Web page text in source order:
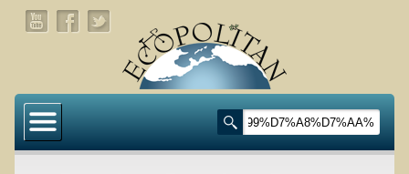
דף הבית
תעלומת שומן הדולפינים: מה גילינו כששתי קבוצות